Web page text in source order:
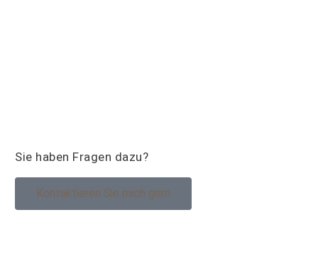
Sie haben Fragen dazu?
Kontaktieren Sie mich gern